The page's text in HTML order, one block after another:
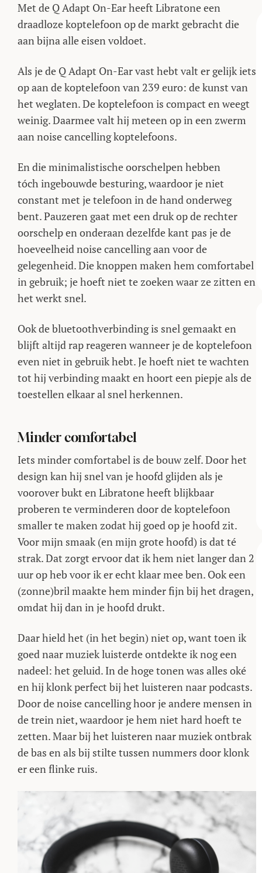
Met de Q Adapt On-Ear heeft Libratone een
draadloze koptelefoon op de markt gebracht die
aan bijna alle eisen voldoet.
Als je de Q Adapt On-Ear vast hebt valt er gelijk iets
op aan de koptelefoon van 239 euro: de kunst van
het weglaten. De koptelefoon is compact en weegt
weinig. Daarmee valt hij meteen op in een zwerm
aan noise cancelling koptelefoons.
En die minimalistische oorschelpen hebben
tóch ingebouwde besturing, waardoor je niet
constant met je telefoon in de hand onderweg
bent. Pauzeren gaat met een druk op de rechter
oorschelp en onderaan dezelfde kant pas je de
hoeveelheid noise cancelling aan voor de
gelegenheid. Die knoppen maken hem comfortabel
in gebruik; je hoeft niet te zoeken waar ze zitten en
het werkt snel.
Ook de bluetoothverbinding is snel gemaakt en
blijft altijd rap reageren wanneer je de koptelefoon
even niet in gebruik hebt. Je hoeft niet te wachten
tot hij verbinding maakt en hoort een piepje als de
toestellen elkaar al snel herkennen.
Minder comfortabel
Iets minder comfortabel is de bouw zelf. Door het
design kan hij snel van je hoofd glijden als je
voorover bukt en Libratone heeft blijkbaar
proberen te verminderen door de koptelefoon
smaller te maken zodat hij goed op je hoofd zit.
Voor mijn smaak (en mijn grote hoofd) is dat té
strak. Dat zorgt ervoor dat ik hem niet langer dan 2
uur op heb voor ik er echt klaar mee ben. Ook een
(zonne)bril maakte hem minder fijn bij het dragen,
omdat hij dan in je hoofd drukt.
Daar hield het (in het begin) niet op, want toen ik
goed naar muziek luisterde ontdekte ik nog een
nadeel: het geluid. In de hoge tonen was alles oké
en hij klonk perfect bij het luisteren naar podcasts.
Door de noise cancelling hoor je andere mensen in
de trein niet, waardoor je hem niet hard hoeft te
zetten. Maar bij het luisteren naar muziek ontbrak
de bas en als bij stilte tussen nummers door klonk
er een flinke ruis.